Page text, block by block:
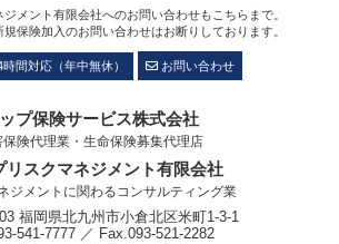
メント有限会社へのお問い合わせもこちらまで。
保険加入のお問い合わせはお断りしております。
間対応（年中無休） お問い合わせ
ップ保険サービス株式会社
保険代理業・生命保険募集代理店
リスクマネジメント有限会社
ジメントに関わるコンサルティング業
福岡県北九州市小倉北区米町1-3-1
541-7777 ／ Fax.093-521-2282